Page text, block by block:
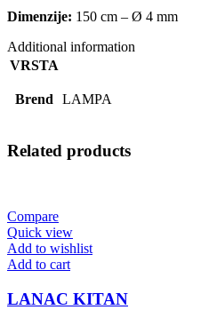
Dimenzije: 150 cm – Ø 4 mm
Additional information
VRSTA
Brend LAMPA
Related products
Compare
Quick view
Add to wishlist
Add to cart
LANAC KITAN